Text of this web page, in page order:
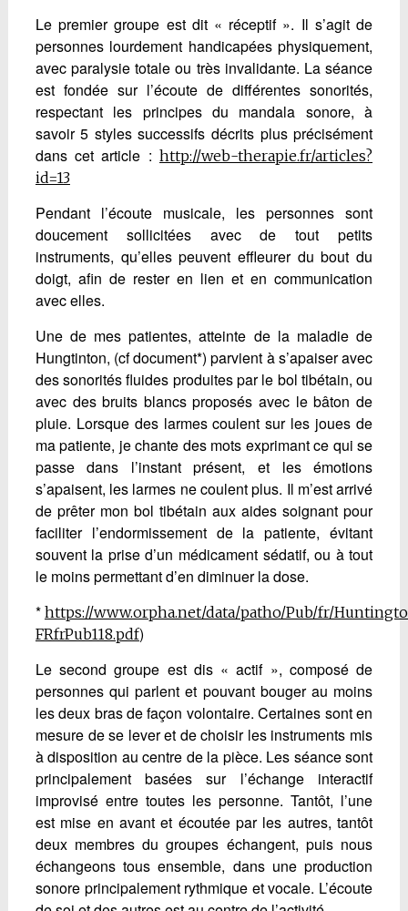
Le premier groupe est dit « réceptif ». Il s’agit de
personnes lourdement handicapées physiquement,
avec paralysie totale ou très invalidante. La séance
est fondée sur l’écoute de différentes sonorités,
respectant les principes du mandala sonore, à
savoir 5 styles successifs décrits plus précisément
dans cet article :http://web-therapie.fr/articles?
id=13
Pendant l’écoute musicale, les personnes sont
doucement sollicitées avec de tout petits
instruments, qu’elles peuvent effleurer du bout du
doigt, afin de rester en lien et en communication
avec elles.
Une de mes patientes, atteinte de la maladie de
Hungtinton, (cf document*) parvient à s’apaiser avec
des sonorités fluides produites par le bol tibétain, ou
avec des bruits blancs proposés avec le bâton de
pluie. Lorsque des larmes coulent sur les joues de
ma patiente, je chante des mots exprimant ce qui se
passe dans l’instant présent, et les émotions
s’apaisent, les larmes ne coulent plus. Il m’est arrivé
de prêter mon bol tibétain aux aides soignant pour
faciliter l’endormissement de la patiente, évitant
souvent la prise d’un médicament sédatif, ou à tout
le moins permettant d’en diminuer la dose.
* https://www.orpha.net/data/patho/Pub/fr/
FRfrPub118.pdf)
Le second groupe est dis « actif », composé de
personnes qui parlent et pouvant bouger au moins
les deux bras de façon volontaire. Certaines sont en
mesure de se lever et de choisir les instruments mis
à disposition au centre de la pièce. Les séance sont
principalement basées sur l’échange interactif
improvisé entre toutes les personne. Tantôt, l’une
est mise en avant et écoutée par les autres, tantôt
deux membres du groupes échangent, puis nous
échangeons tous ensemble, dans une production
sonore principalement rythmique et vocale. L’écoute